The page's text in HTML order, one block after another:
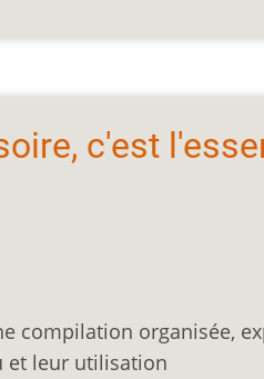
c'est
compilation organisée,
et leur utilisation